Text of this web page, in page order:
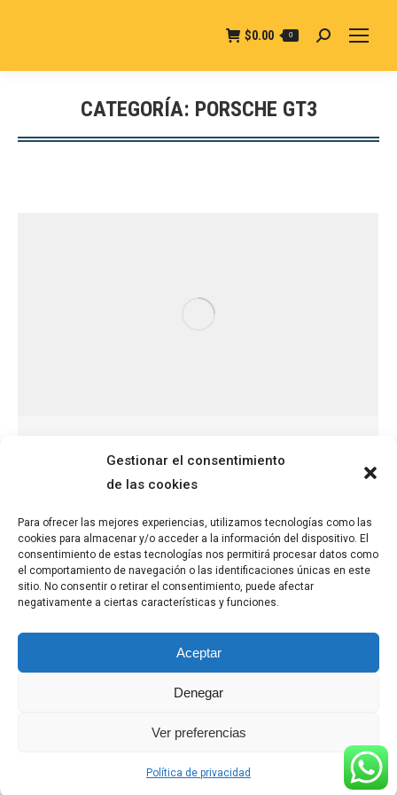
Gestionar el consentimiento
de las cookies
Para ofrecer las mejores experiencias, utilizamos tecnologías como las
cookies para almacenar y/o acceder a la información del dispositivo. El
consentimiento de estas tecnologías nos permitirá procesar datos como
el comportamiento de navegación o las identificaciones únicas en este
sitio. No consentir o retirar el consentimiento, puede afectar
negativamente a ciertas características y funciones.
Aceptar
Denegar
Ver preferencias
Política de privacidad
$0.00 0 Buscar:
CATEGORÍA: PORSCHE GT3
Estás aquí:
Porsche 911 GT3 RS ,Porsche GT3
Por Marçal marzo 15, 2025
En casi 20 años de probar todos los coches de alto
rendimiento de producción disponibles en el Virginia
han hecho en un tiempo inferior a los dos minutos y
40 segundos. Con un tiempo de 2:37.8, el cuarto
coche de esa lista es el Porsche 911 GT2…